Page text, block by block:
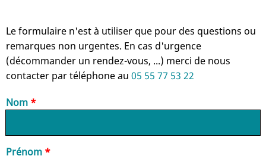
Le formulaire n'est à utiliser que pour des questions ou
remarques non urgentes. En cas d'urgence
(décommander un rendez-vous, ...) merci de nous
contacter par téléphone au 05 55 77 53 22
Nom
Prénom